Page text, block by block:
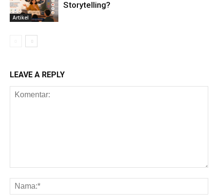
Artikel
Storytelling?
LEAVE A REPLY